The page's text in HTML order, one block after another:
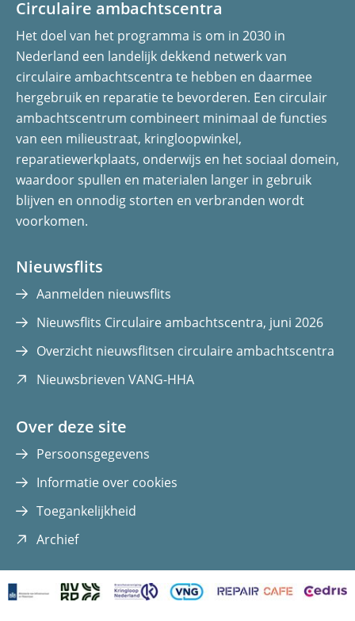
Circulaire ambachtscentra
Het doel van het programma is om in 2030 in
Nederland een landelijk dekkend netwerk van
circulaire ambachtscentra te hebben en daarmee
hergebruik en reparatie te bevorderen. Een circulair
ambachtscentrum combineert minimaal de functies
van een milieustraat, kringloopwinkel,
reparatiewerkplaats, onderwijs en het sociaal domein,
waardoor spullen en materialen langer in gebruik
blijven en onnodig storten en verbranden wordt
voorkomen.
Nieuwsflits
Aanmelden nieuwsflits
Nieuwsflits Circulaire ambachtscentra, juni 2026
Overzicht nieuwsflitsen circulaire ambachtscentra
Nieuwsbrieven VANG-HHA(opent
Over deze site
Persoonsgegevens
Informatie over cookies
Toegankelijkheid
Archief(opent
nieuw
venster)